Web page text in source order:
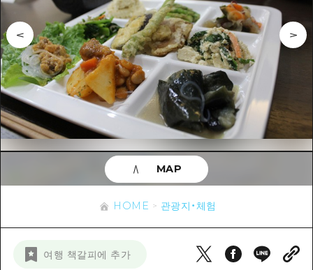
추천
아트
이벤트/축제
음식/술
사이클링
쇼핑
스포츠
나이트 라이프
목록
Dive! Hiroshima 공식 가이드
Hiroshima Moshimo Travel
히로시마시 주변
아키(安芸)
빈고(備後)
미야지마(宮島) 주변
관광지・체험
목록
히로시마시 주변
아키(安芸)
빈고(備後)
비북(備北)
게이호쿠(芸北)
야마구치(山口)현 동부
계절 정보
이벤트
유용한 정보
목록
접근
뉴스
HOME 관광지・체험
여행 책갈피에 추가
MAP